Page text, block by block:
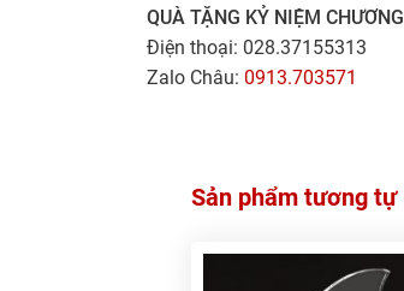
QUÀ TẶNG KỶ NIỆM CHƯƠNG
Điện thoại: 028.37155313
Zalo Châu: 0913.703571
Sản phẩm tương tự